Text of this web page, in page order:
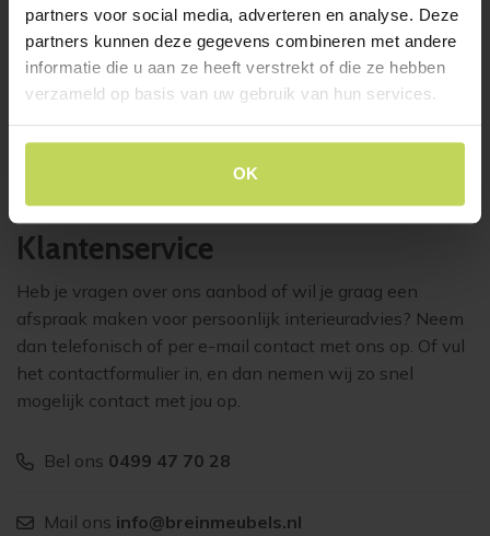
partners voor social media, adverteren en analyse. Deze
partners kunnen deze gegevens combineren met andere
informatie die u aan ze heeft verstrekt of die ze hebben
verzameld op basis van uw gebruik van hun services.
OK
Xooon lowboard
ARAMON 210cm
€ 899,-
Xooon dressoir
CARVING 240cm, 5
deuren, natural
XOOON
€ 1.199,-
Klantenservice
Heb je vragen over ons aanbod of wil je graag een
afspraak maken voor persoonlijk interieuradvies? Neem
dan telefonisch of per e-mail contact met ons op. Of vul
het contactformulier in, en dan nemen wij zo snel
mogelijk contact met jou op.
Bel ons 0499 47 70 28
Mail ons info@breinmeubels.nl